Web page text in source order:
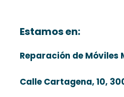
Estamos en:
Reparación de Móviles
Calle Cartagena, 10,